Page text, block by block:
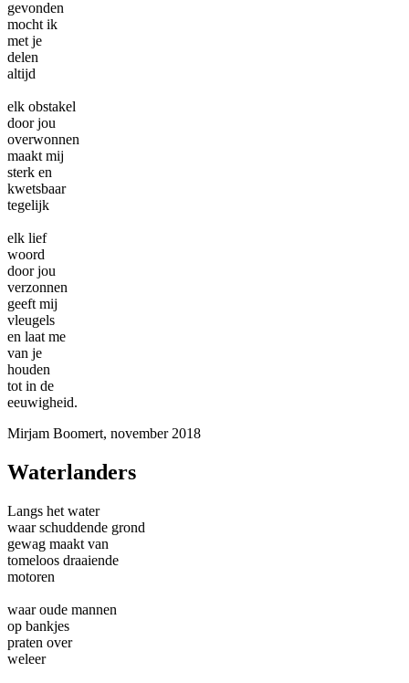
gevonden
mocht ik
met je
delen
altijd
elk obstakel
door jou
overwonnen
maakt mij
sterk en
kwetsbaar
tegelijk
elk lief
woord
door jou
verzonnen
geeft mij
vleugels
en laat me
van je
houden
tot in de
eeuwigheid.
Mirjam Boomert, november 2018
Waterlanders
Langs het water
waar schuddende grond
gewag maakt van
tomeloos draaiende
motoren
waar oude mannen
op bankjes
praten over
weleer